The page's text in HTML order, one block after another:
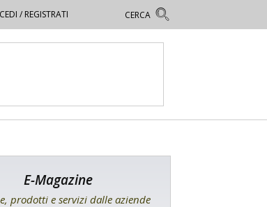
/ REGISTRATI
E-Magazine
prodotti e servizi dalle aziende